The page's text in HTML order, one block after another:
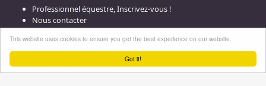
Got it!
This website uses cookies to ensure you get the best experience on our website.
Professionnel équestre, Inscrivez-vous !
Nous contacter
A propos
Conditions générales d'utilisation
Groupe équitation surLinkedIn
Notre pageFacebook